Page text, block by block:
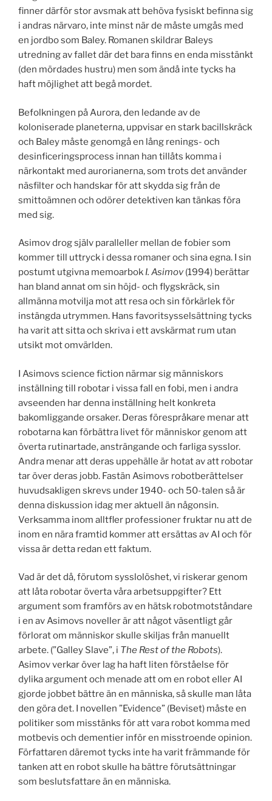
finner därför stor avsmak att behöva fysiskt befinna sig
i andras närvaro, inte minst när de måste umgås med
en jordbo som Baley. Romanen skildrar Baleys
utredning av fallet där det bara finns en enda misstänkt
(den mördades hustru) men som ändå inte tycks ha
haft möjlighet att begå mordet.
Befolkningen på Aurora, den ledande av de
koloniserade planeterna, uppvisar en stark bacillskräck
och Baley måste genomgå en lång renings- och
desinficeringsprocess innan han tillåts komma i
närkontakt med aurorianerna, som trots det använder
näsfilter och handskar för att skydda sig från de
smittoämnen och odörer detektiven kan tänkas föra
med sig.
Asimov drog själv paralleller mellan de fobier som
kommer till uttryck i dessa romaner och sina egna. I sin
postumt utgivna memoarbok I. Asimov(1994) berättar
han bland annat om sin höjd- och flygskräck, sin
allmänna motvilja mot att resa och sin förkärlek för
instängda utrymmen. Hans favoritsysselsättning tycks
ha varit att sitta och skriva i ett avskärmat rum utan
utsikt mot omvärlden.
I Asimovs science fiction närmar sig människors
inställning till robotar i vissa fall en fobi, men i andra
avseenden har denna inställning helt konkreta
bakomliggande orsaker. Deras förespråkare menar att
robotarna kan förbättra livet för människor genom att
överta rutinartade, ansträngande och farliga sysslor.
Andra menar att deras uppehälle är hotat av att robotar
tar över deras jobb. Fastän Asimovs robotberättelser
huvudsakligen skrevs under 1940- och 50-talen så är
denna diskussion idag mer aktuell än någonsin.
Verksamma inom alltfler professioner fruktar nu att de
inom en nära framtid kommer att ersättas av AI och för
vissa är detta redan ett faktum.
Vad är det då, förutom sysslolöshet, vi riskerar genom
att låta robotar överta våra arbetsuppgifter? Ett
argument som framförs av en hätsk robotmotståndare
i en av Asimovs noveller är att något väsentligt går
förlorat om människor skulle skiljas från manuellt
arbete. (”Galley Slave”, i The Rest of the Robots).
Asimov verkar över lag ha haft liten förståelse för
dylika argument och menade att om en robot eller AI
gjorde jobbet bättre än en människa, så skulle man låta
den göra det. I novellen ”Evidence” (Beviset) måste en
politiker som misstänks för att vara robot komma med
motbevis och dementier inför en misstroende opinion.
Författaren däremot tycks inte ha varit främmande för
tanken att en robot skulle ha bättre förutsättningar
som beslutsfattare än en människa.